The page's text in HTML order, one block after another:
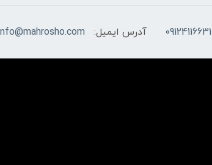
09124116631 آدرس ایمیل: